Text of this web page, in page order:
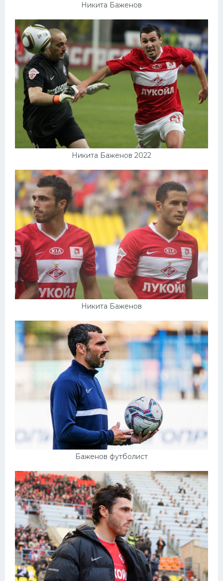
Никита Баженов
Никита Баженов 2022
Никита Баженов
Баженов футболист